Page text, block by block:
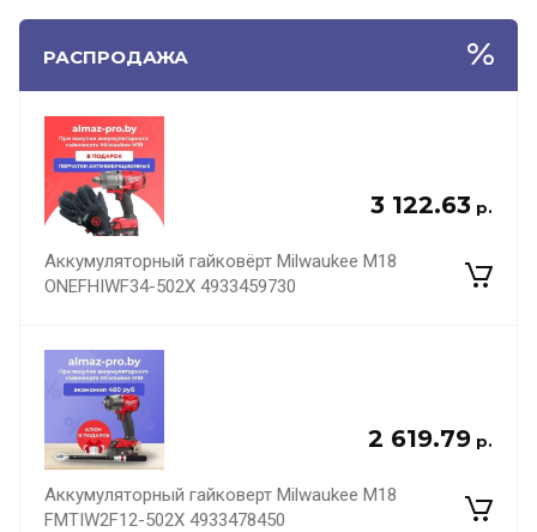
РАСПРОДАЖА
3 122.63 р.
Аккумуляторный гайковёрт Milwaukee M18
ONEFHIWF34-502X 4933459730
2 619.79 р.
Аккумуляторный гайковерт Milwaukee M18
FMTIW2F12-502X 4933478450